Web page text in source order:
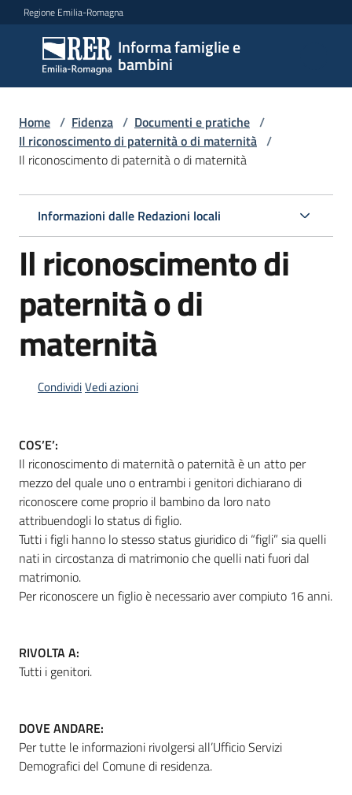
Vai al contenuto
Vai alla navigazione
Vai al footer
Regione Emilia-Romagna
Informa famiglie e
bambini
Informa
famiglie
e
bambini
per
le
famiglie
Newsletter
Home / Fidenza / Documenti e pratiche /
Il riconoscimento di paternità o di maternità /
Il riconoscimento di paternità o di maternità
Informazioni dalle Redazioni locali
Il riconoscimento di
paternità o di
maternità
CondividiVedi azioni
COS’E’:
Il riconoscimento di maternità o paternità è un atto per
mezzo del quale uno o entrambi i genitori dichiarano di
riconoscere come proprio il bambino da loro nato
attribuendogli lo status di figlio.
Tutti i figli hanno lo stesso status giuridico di “figli” sia quelli
nati in circostanza di matrimonio che quelli nati fuori dal
matrimonio.
Per riconoscere un figlio è necessario aver compiuto 16 anni.
RIVOLTA A:
Tutti i genitori.
DOVE ANDARE:
Per tutte le informazioni rivolgersi all’Ufficio Servizi
Demografici del Comune di residenza.